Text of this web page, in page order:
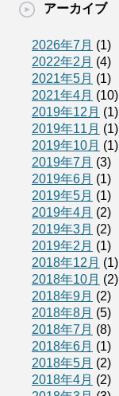
アーカイブ
2026年7月 (1)
2022年2月 (4)
2021年5月 (1)
2021年4月 (10)
2019年12月 (1)
2019年11月 (1)
2019年10月 (1)
2019年7月 (3)
2019年6月 (1)
2019年5月 (1)
2019年4月 (2)
2019年3月 (2)
2019年2月 (1)
2018年12月 (1)
2018年10月 (2)
2018年9月 (2)
2018年8月 (5)
2018年7月 (8)
2018年6月 (1)
2018年5月 (2)
2018年4月 (2)